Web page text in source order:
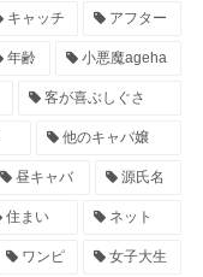
キャッチ アフター
年齢 小悪魔ageha
客が喜ぶしぐさ
他のキャバ嬢
昼キャバ 源氏名
住まい ネット
ワンピ 女子大生